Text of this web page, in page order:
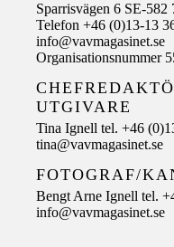
Sparrisvägen 6 SE-
Telefon +46 (0)13-13
info@vavmagasinet.se
Organisationsnummer
UTGIVARE
Tina Ignell tel. +46
tina@vavmagasinet.se
FOTOGRAF/
Bengt Arne Ignell tel.
info@vavmagasinet.se